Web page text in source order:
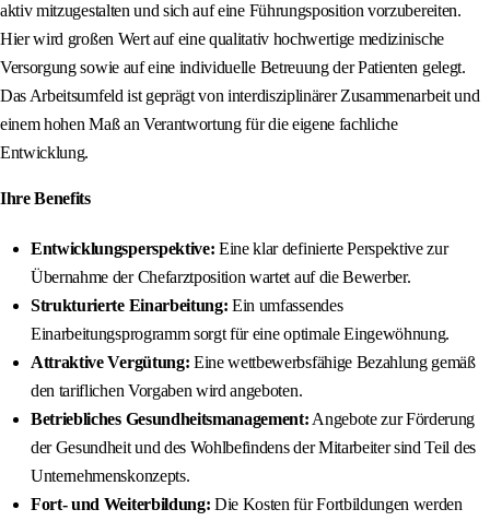
aktiv mitzugestalten und sich auf eine Führungsposition vorzubereiten.
Hier wird großen Wert auf eine qualitativ hochwertige medizinische
Versorgung sowie auf eine individuelle Betreuung der Patienten gelegt.
Das Arbeitsumfeld ist geprägt von interdisziplinärer Zusammenarbeit und
einem hohen Maß an Verantwortung für die eigene fachliche
Entwicklung.
Ihre Benefits
Entwicklungsperspektive: Eine klar definierte Perspektive zur
Übernahme der Chefarztposition wartet auf die Bewerber.
Strukturierte Einarbeitung: Ein umfassendes
Einarbeitungsprogramm sorgt für eine optimale Eingewöhnung.
Attraktive Vergütung: Eine wettbewerbsfähige Bezahlung gemäß
den tariflichen Vorgaben wird angeboten.
Betriebliches Gesundheitsmanagement: Angebote zur Förderung
der Gesundheit und des Wohlbefindens der Mitarbeiter sind Teil des
Unternehmenskonzepts.
Fort- und Weiterbildung: Die Kosten für Fortbildungen werden